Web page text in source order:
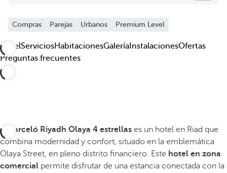
Compras Parejas Urbanos Premium Level
HotelServiciosHabitacionesGalería InstalacionesOfertas
Preguntas frecuentes
El Barceló Riyadh Olaya 4 estrellas es un hotel en Riad que
combina modernidad y confort, situado en la emblemática
Olaya Street, en pleno distrito financiero. Este hotel en zona
comercial permite disfrutar de una estancia conectada con la